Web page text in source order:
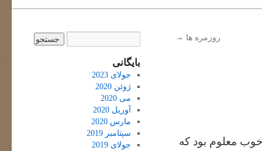
روزمره ها →
معلوم بود که
بایگانی
جولای 2023
ژوئن 2020
می 2020
آوریل 2020
مارس 2020
سپتامبر 2019
جولای 2019